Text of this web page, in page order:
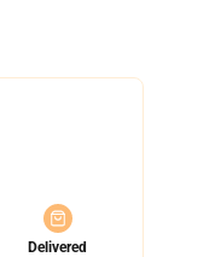
Delivered